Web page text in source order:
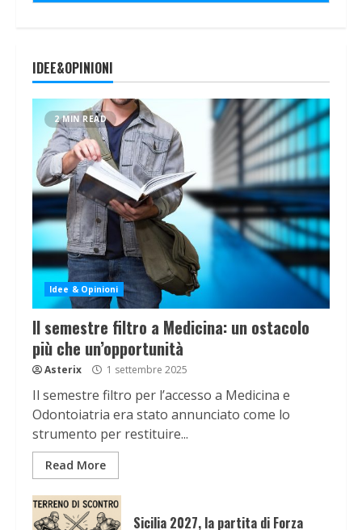
IDEE&OPINIONI
2 MIN READ
Idee & Opinioni
Il semestre filtro a Medicina: un ostacolo
più che un’opportunità
Asterix 1 settembre 2025
Il semestre filtro per l’accesso a Medicina e
Odontoiatria era stato annunciato come lo
strumento per restituire...
Read More
Sicilia 2027, la partita di Forza